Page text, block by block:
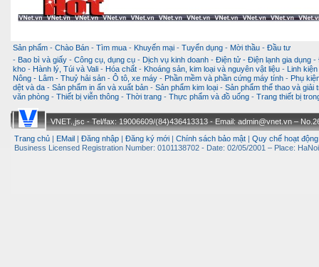
Sản phẩm - Chào Bán - Tìm mua - Khuyến mại - Tuyển dụng - Mời thầu - Đầu tư
- Bao bì và giấy - Công cụ, dụng cụ - Dịch vụ kinh doanh - Điện tử - Điện lạnh gia dụng -
kho - Hành lý, Túi và Vali - Hóa chất - Khoáng sản, kim loại và nguyên vật liệu -
Linh
Nông - Lâm - Thuỷ hải sản - Ô tô, xe máy - Phần mềm và phần cứng máy tính - Phụ
dệt và da - Sản phẩm in ấn và xuất bản - Sản phẩm kim loại - Sản phẩm thể thao và giải
văn phòng - Thiết bị viễn thông - Thời trang - Thực phẩm và đồ uống - Trang thiết bị
VNET.,jsc - Tel/fax: 19006609/(84)436413313 - Email: admin@vnet.vn –
Trang chủ
EMail Đăng nhập Đăng ký mới Chính sách bảo mật Quy chế hoạt động
Business Licensed Registration Number: 0101138702 - Date: 02/05/2001 – Place: